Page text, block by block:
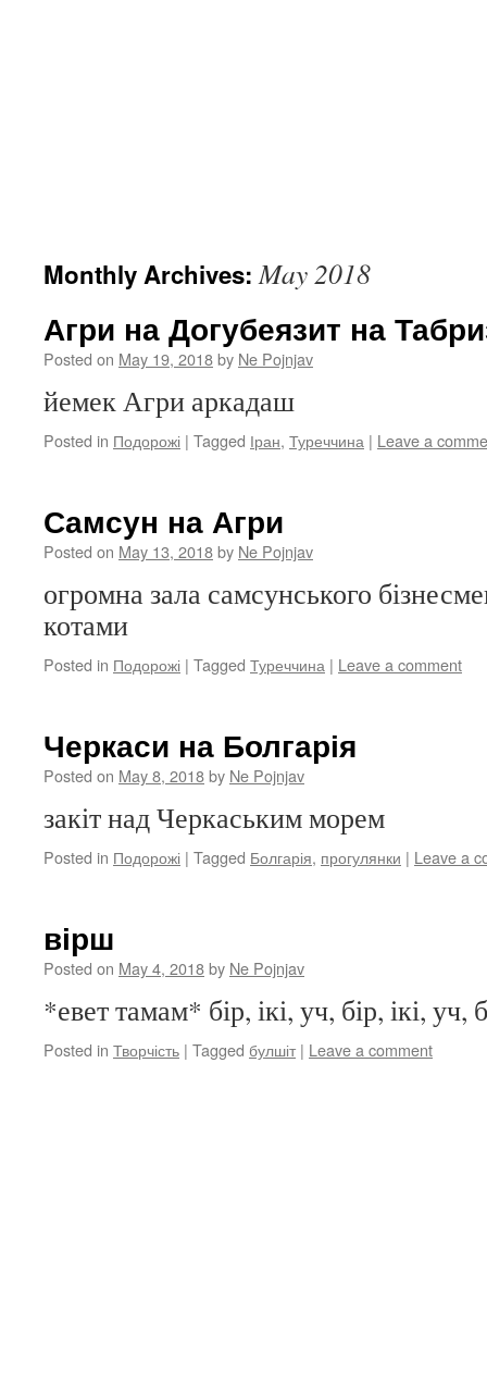
Monthly Archives:May 2018
Агри на Догубеязит на
Posted on May 19, 2018by Ne Pojnjav
йемек Агри аркадаш
Posted in Подорожі | Tagged Іран, Туреччина | Leave a
Самсун на Агри
Posted on May 13, 2018by Ne Pojnjav
огромна зала самсунського
котами
Posted in Подорожі | Tagged Туреччина | Leave a comment
Черкаси на Болгарія
Posted on May 8, 2018by Ne Pojnjav
закіт над Черкаським морем
Posted in Подорожі | Tagged Болгарія, прогулянки | Leave a
вірш
Posted on May 4, 2018by Ne Pojnjav
*евет тамам* бір, ікі, уч, бір, ікі,
Posted in Творчість | Tagged булшіт | Leave a comment